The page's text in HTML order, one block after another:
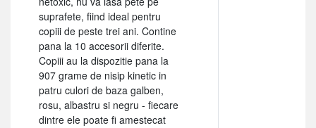
suprafete, fiind ideal pentru
copiii de peste trei ani. Contine
pana la 10 accesorii diferite.
Copiii au la dispozitie pana la
907 grame de nisip kinetic in
patru culori de baza galben,
rosu, albastru si negru - fiecare
dintre ele poate fi amestecat